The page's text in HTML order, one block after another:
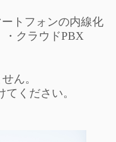
トフォンの内線化
クラウドPBX
ん。
ください。